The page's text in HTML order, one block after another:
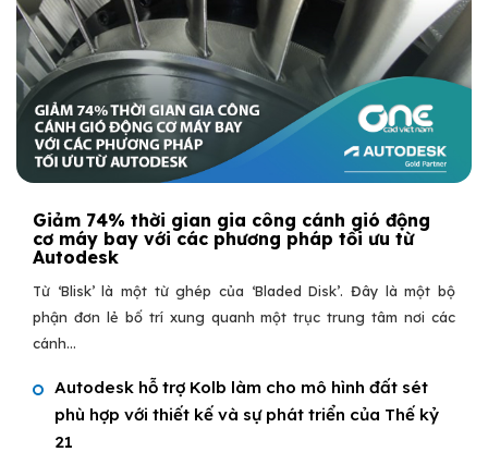
Giảm 74% thời gian gia công cánh gió động
cơ máy bay với các phương pháp tối ưu từ
Autodesk
Từ ‘Blisk’ là một từ ghép của ‘Bladed Disk’. Đây là một bộ
phận đơn lẻ bố trí xung quanh một trục trung tâm nơi các
cánh...
Autodesk hỗ trợ Kolb làm cho mô hình đất sét
phù hợp với thiết kế và sự phát triển của Thế kỷ
21